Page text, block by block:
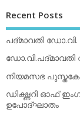
Recent Posts
പദ്മാവതി ഡോ.വി.
ഡോ.വി.പദ്മാവതി
നിയമസഭ
ഡിക്ഷ്ണറി ഓഫ്
ഉപോദ്ഘാതം